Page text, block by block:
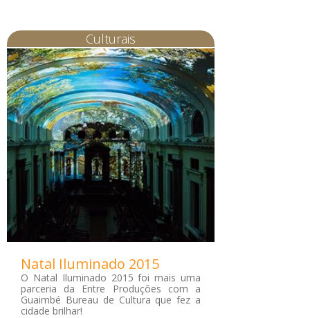
Culturais
Natal Iluminado 2015
O Natal Iluminado 2015 foi mais uma
parceria da Entre Produções com a
Guaimbé Bureau de Cultura que fez a
cidade brilhar!